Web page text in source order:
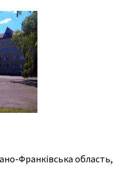
Франківська область,